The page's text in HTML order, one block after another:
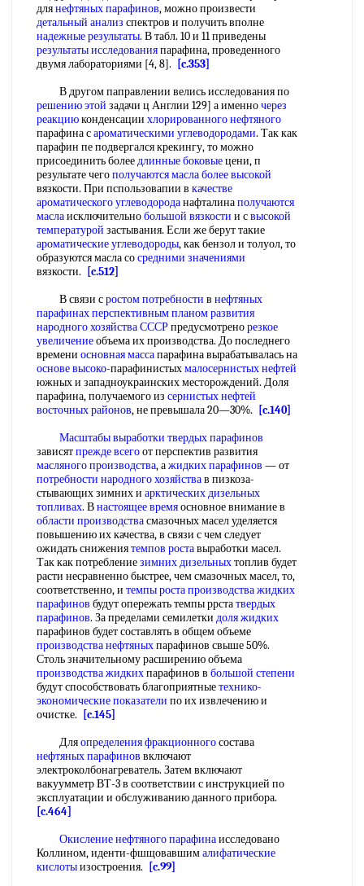
длянефтяных парафинов, можно произвести
детальный анализ спектров и получить вполне
надежные результаты. В табл. 10 и 11 приведены
результаты исследованияпарафина, проведенного
двумя лабораториями [4, 8].
[c.353]
В другом паправлении велись исследования по
решению этой задачи ц Англии 129] а именночерез
реакциюконденсации хлорированного нефтяного
парафина сароматическими углеводородами. Так как
парафин пе подвергался крекингу, то можно
присоединить болеедлинные боковыецени, п
результате чегополучаются маслаболее высокой
вязкости. При пспользовапии в качестве
ароматического углеводороданафталинаполучаются
маслаисключительнобольшой вязкости и свысокой
температурой застывания. Если же берут такие
ароматические углеводороды, как бензол и толуол, то
образуются масла сосредними значениями
вязкости.
[c.512]
В связи сростом потребности в нефтяных
парафинахперспективным планом развития
народного хозяйства СССРпредусмотренорезкое
увеличениеобъема их производства. До последнего
времени основная массапарафина вырабатывалась на
основе высоко-парафинистыхмалосернистых нефтей
южных и западноукраинских месторождений. Доля
парафина, получаемого из сернистых нефтей
восточных районов, не превышала 20—30%.
[c.140]
Масштабы выработки твердых парафинов
зависятпрежде всегоот перспектив развития
масляного производства, ажидких парафинов — от
потребности народного хозяйствав пизкоза-
стывающих зимних и арктических дизельных
топливах. Внастоящее времяосновное внимание в
области производствасмазочных масел уделяется
повышению их качества, в связи с чем следует
ожидать снижениятемпов роставыработки масел.
Так как потреблениезимних дизельныхтоплив будет
расти несравненно быстрее, чем смазочных масел, то,
соответственно, и темпы роста производстважидких
парафинов будут опережать темпы ррстатвердых
парафинов. За пределами семилетки доля жидких
парафинов будет составлять в общем объеме
производства нефтяныхпарафинов свыше 50%.
Столь значительному расширению объема
производства жидкихпарафинов в большой степени
будут способствовать благоприятныетехнико-
экономические показатели по их извлечению и
очистке.
[c.145]
Дляопределения фракционногосостава
нефтяных парафинов включают
электроколбонагреватель. Затем включают
вакуумметр ВТ-3 в соответствии с инструкцией по
эксплуатации и обслуживанию данного прибора.
[c.464]
Окисление нефтяного парафинаисследовано
Коллином, иденти-фшщовавшималифатические
кислотыизостроения.
[c.99]